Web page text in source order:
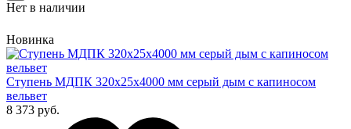
Нет в наличии
Новинка
Cтупень МДПК 320х25х4000 мм серый дым с капиносом
вельвет
8 373 руб.